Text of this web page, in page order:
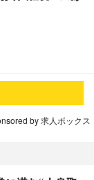
by 求人ボックス